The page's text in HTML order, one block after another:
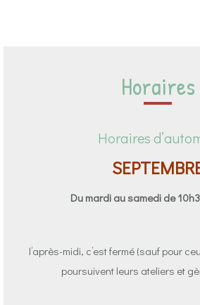
Horaires
Horaires
Du mardi au samedi de
l’après-midi, c’est fermé (sauf pour
poursuivent leurs ateliers et